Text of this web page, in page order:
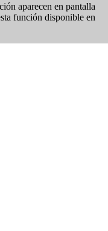
aparecen en pantalla
función disponible en